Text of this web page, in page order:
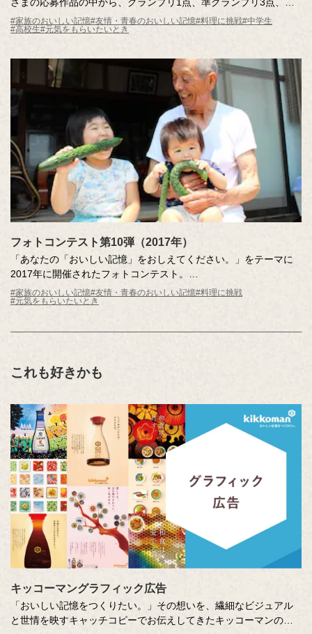
さまの応募作品の中から、グランプリ1点、準グランプリ3点、入
選10点、キッコーマン賞20点が選ばれました。主催：キッコーマ
ン株式会社・全日本写真連盟
#家族のおいしい記憶#友情・青春のおいしい記憶#料理に挑戦#中学生
#高校生#元気をもらいたいとき
フォトコンテスト第10弾（2017年）
「あなたの「おいしい記憶」をおしえてください。」をテーマに
2017年に開催されたフォトコンテスト。
主催：キッコーマン株式会社
親戚で囲んだ食卓。
日常の中にあるたくさんの、そして自分だけの「おいしい記憶」
#家族のおいしい記憶#友情・青春のおいしい記憶#料理に挑戦
#元気をもらいたいとき
これも好きかも
キッコーマングラフィック広告
「おいしい記憶をつくりたい。」その想いを、繊細なビジュアル
と世情を映すキャッチコピーでお伝えしてきたキッコーマンの企